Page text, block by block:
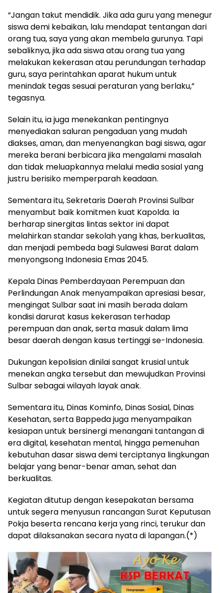
“Jangan takut mendidik. Jika ada guru yang menegur
siswa demi kebaikan, lalu mendapat tentangan dari
orang tua, saya yang akan membela gurunya. Tapi
sebaliknya, jika ada siswa atau orang tua yang
melakukan kekerasan atau perundungan terhadap
guru, saya perintahkan aparat hukum untuk
menindak tegas sesuai peraturan yang berlaku,”
tegasnya.
Selain itu, ia juga menekankan pentingnya
menyediakan saluran pengaduan yang mudah
diakses, aman, dan menyenangkan bagi siswa, agar
mereka berani berbicara jika mengalami masalah
dan tidak meluapkannya melalui media sosial yang
justru berisiko memperparah keadaan.
Sementara itu, Sekretaris Daerah Provinsi Sulbar
menyambut baik komitmen kuat Kapolda. Ia
berharap sinergitas lintas sektor ini dapat
melahirkan standar sekolah yang khas, berkualitas,
dan menjadi pembeda bagi Sulawesi Barat dalam
menyongsong Indonesia Emas 2045.
Kepala Dinas Pemberdayaan Perempuan dan
Perlindungan Anak menyampaikan apresiasi besar,
mengingat Sulbar saat ini masih berada dalam
kondisi darurat kasus kekerasan terhadap
perempuan dan anak, serta masuk dalam lima
besar daerah dengan kasus tertinggi se-Indonesia.
Dukungan kepolisian dinilai sangat krusial untuk
menekan angka tersebut dan mewujudkan Provinsi
Sulbar sebagai wilayah layak anak.
Sementara itu, Dinas Kominfo, Dinas Sosial, Dinas
Kesehatan, serta Bappeda juga menyampaikan
kesiapan untuk bersinergi menangani tantangan di
era digital, kesehatan mental, hingga pemenuhan
kebutuhan dasar siswa demi terciptanya lingkungan
belajar yang benar-benar aman, sehat dan
berkualitas.
Kegiatan ditutup dengan kesepakatan bersama
untuk segera menyusun rancangan Surat Keputusan
Pokja beserta rencana kerja yang rinci, terukur dan
dapat dilaksanakan secara nyata di lapangan.(*)